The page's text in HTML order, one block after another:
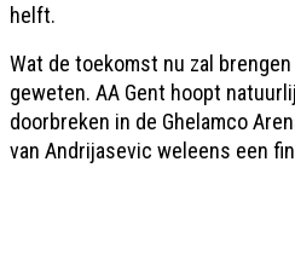
helft.
Wat de toekomst nu zal
geweten. AA Gent hoopt
doorbreken in de Ghelamco
van Andrijasevic weleens een